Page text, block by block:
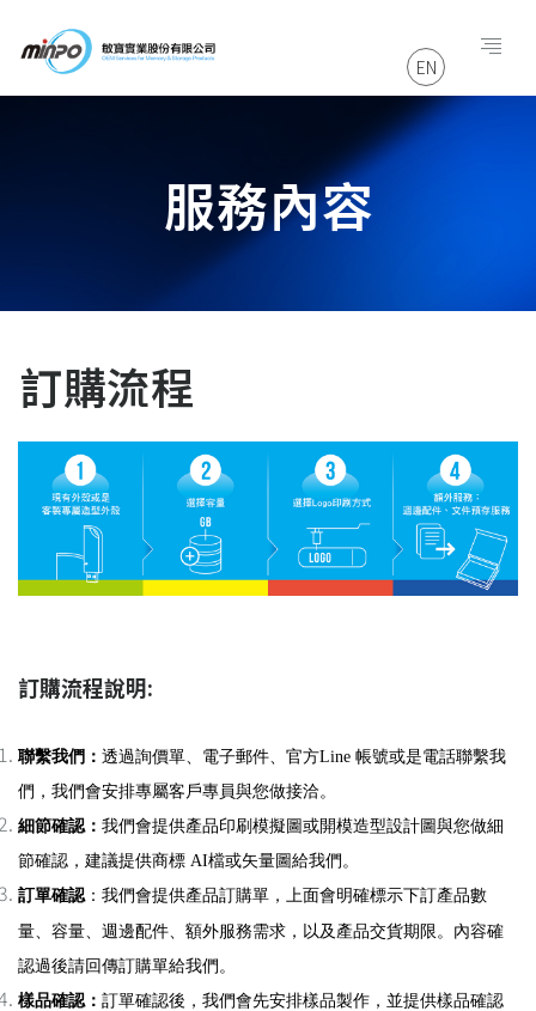
EN
服務內容
訂購流程
訂購流程說明:
聯繫我們 ： 透過詢價單、電子郵件、官方Line 帳號或是電話聯繫我
們，我們會安排專屬客戶專員與您做接洽。
細節確認 ： 我們會提供產品印刷模擬圖或開模造型設計圖與您做細
節確認，建議提供商標 AI檔或矢量圖給我們。
訂單確認 ：我們會提供產品訂購單，上面會明確標示下訂產品數
量、容量、週邊配件、額外服務需求，以及產品交貨期限。內容確
認過後請回傳訂購單給我們。
樣品確認 ： 訂單確認後，我們會先安排樣品製作，並提供樣品確認